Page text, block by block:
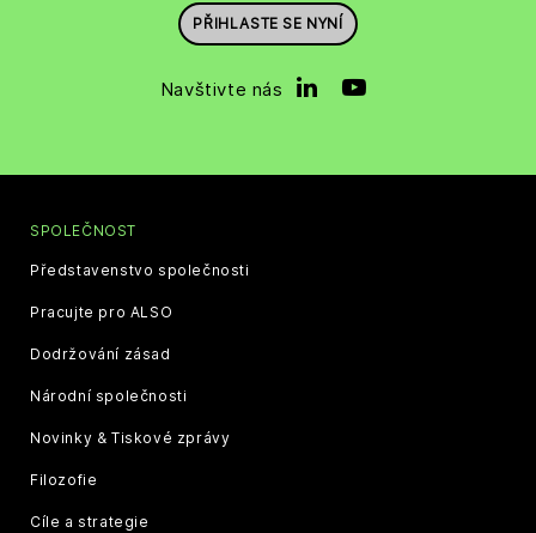
PŘIHLASTE SE NYNÍ
Navštivte nás
SPOLEČNOST
Představenstvo společnosti
Pracujte pro ALSO
Dodržování zásad
Národní společnosti
Novinky & Tiskové zprávy
Filozofie
Cíle a strategie